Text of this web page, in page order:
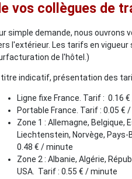
vos collègues de
simple demande, nous ouvrons
l'extérieur. Les tarifs en
de l'hôtel.)
titre indicatif, présentation des
Ligne fixe France. Tarif : 0.16
Portable France. Tarif : 0.05 €
Zone 1 : Allemagne, Belgique,
Liechtenstein, Norvège,
0.48 € / minute
Zone 2 : Albanie, Algérie,
USA. Tarif : 0.55 € / minute